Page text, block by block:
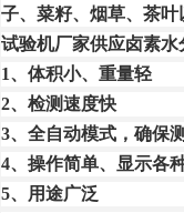
子、菜籽、烟草、茶
试验机厂家供应卤素水
1、体积小、重量轻
2、检测速度快
3、全自动模式，确保
4、操作简单、显示各
5、用途广泛